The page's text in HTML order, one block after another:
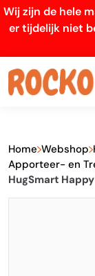
Wij zijn de hele
er tijdelijk niet
Home Webshop
Apporteer- en
HugSmart